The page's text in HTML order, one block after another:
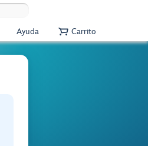
Ayuda Carrito